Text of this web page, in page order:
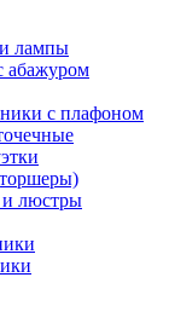
лампы
абажуром
с плафоном
и люстры